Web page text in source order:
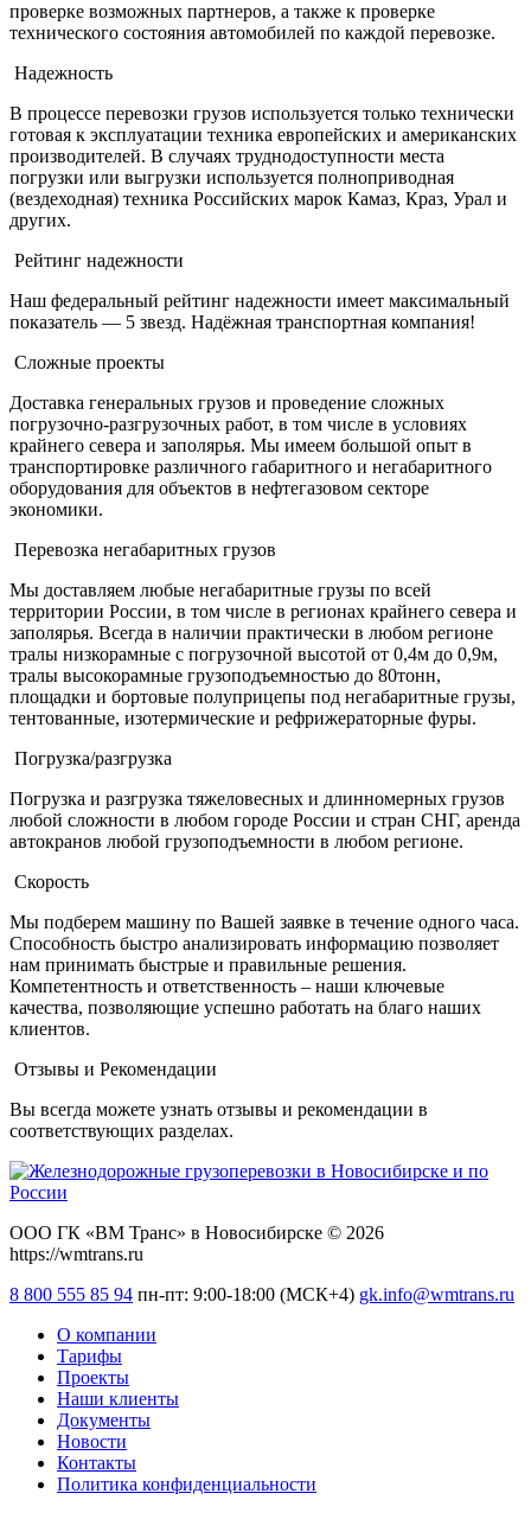
проверке возможных партнеров, а также к проверке
технического состояния автомобилей по каждой перевозке.
Надежность
В процессе перевозки грузов используется только технически
готовая к эксплуатации техника европейских и американских
производителей. В случаях труднодоступности места
погрузки или выгрузки используется полноприводная
(вездеходная) техника Российских марок Камаз, Краз, Урал и
других.
Рейтинг надежности
Наш федеральный рейтинг надежности имеет максимальный
показатель — 5 звезд. Надёжная транспортная компания!
Сложные проекты
Доставка генеральных грузов и проведение сложных
погрузочно-разгрузочных работ, в том числе в условиях
крайнего севера и заполярья. Мы имеем большой опыт в
транспортировке различного габаритного и негабаритного
оборудования для объектов в нефтегазовом секторе
экономики.
Перевозка негабаритных грузов
Мы доставляем любые негабаритные грузы по всей
территории России, в том числе в регионах крайнего севера и
заполярья. Всегда в наличии практически в любом регионе
тралы низкорамные с погрузочной высотой от 0,4м до 0,9м,
тралы высокорамные грузоподъемностью до 80тонн,
площадки и бортовые полуприцепы под негабаритные грузы,
тентованные, изотермические и рефрижераторные фуры.
Погрузка/разгрузка
Погрузка и разгрузка тяжеловесных и длинномерных грузов
любой сложности в любом городе России и стран СНГ, аренда
автокранов любой грузоподъемности в любом регионе.
Скорость
Мы подберем машину по Вашей заявке в течение одного часа.
Способность быстро анализировать информацию позволяет
нам принимать быстрые и правильные решения.
Компетентность и ответственность – наши ключевые
качества, позволяющие успешно работать на благо наших
клиентов.
Отзывы и Рекомендации
Вы всегда можете узнать отзывы и рекомендации в
соответствующих разделах.
ООО ГК «ВМ Транс» в Новосибирске © 2026
https://wmtrans.ru
8 800 555 85 94 пн-пт: 9:00-18:00 (МСК+4) gk.info@wmtrans.ru
О компании
Тарифы
Проекты
Наши клиенты
Документы
Новости
Контакты
Политика конфиденциальности